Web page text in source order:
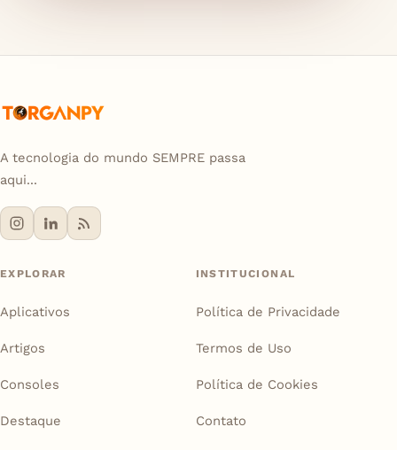
A tecnologia do mundo SEMPRE passa
aqui...
EXPLORAR
Aplicativos
Artigos
Consoles
Destaque
INSTITUCIONAL
Política de Privacidade
Termos de Uso
Política de Cookies
Contato